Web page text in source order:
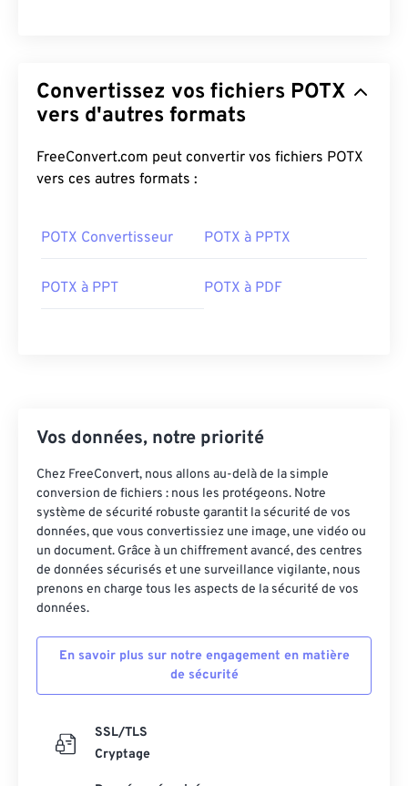
Convertissez vos fichiers POTX
vers d'autres formats
FreeConvert.com peut convertir vos fichiers POTX
vers ces autres formats :
POTX Convertisseur POTX à PPTX
POTX à PPT POTX à PDF
Vos données, notre priorité
Chez FreeConvert, nous allons au-delà de la simple
conversion de fichiers : nous les protégeons. Notre
système de sécurité robuste garantit la sécurité de vos
données, que vous convertissiez une image, une vidéo ou
un document. Grâce à un chiffrement avancé, des centres
de données sécurisés et une surveillance vigilante, nous
prenons en charge tous les aspects de la sécurité de vos
données.
En savoir plus sur notre engagement en matière
de sécurité
SSL/TLS
Cryptage